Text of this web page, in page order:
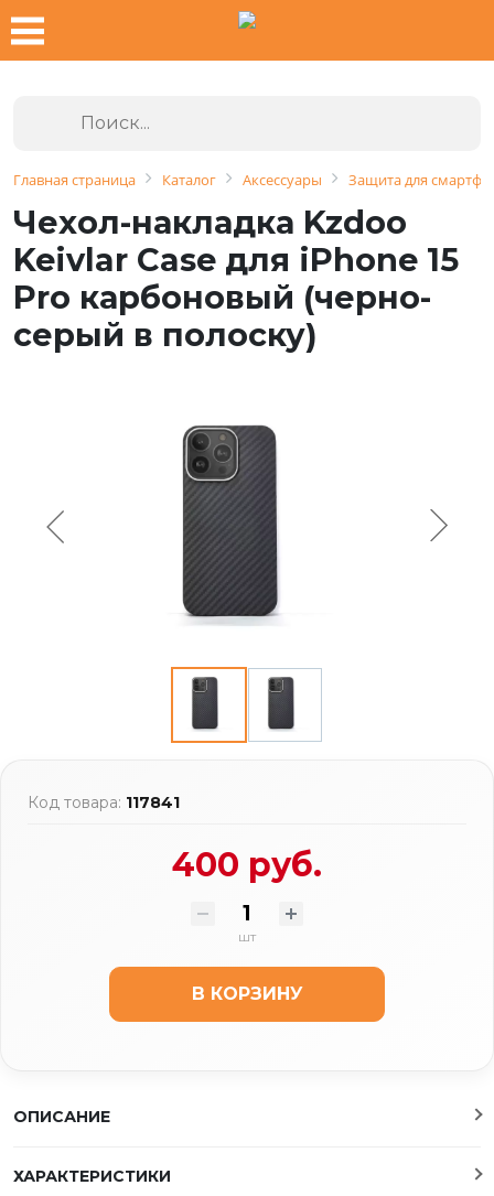
Главная страница Каталог Аксессуары Защита для
Чехол-накладка Kzdoo
Keivlar Case для iPhone 15
Pro карбоновый (черно-
серый в полоску)
Код товара: 117841
400 руб.
шт
В КОРЗИНУ
ОПИСАНИЕ
ХАРАКТЕРИСТИКИ